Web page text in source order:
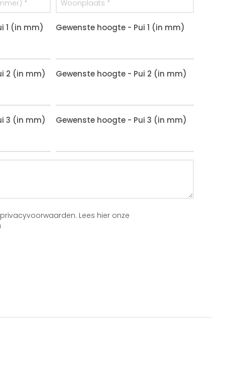
1 (in mm) Gewenste hoogte - Pui 1 (in mm)
2 (in mm) Gewenste hoogte - Pui 2 (in mm)
3 (in mm) Gewenste hoogte - Pui 3 (in mm)
Lees hier onze